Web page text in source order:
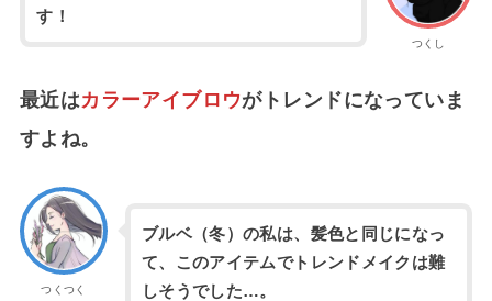
つくし
す！
最近はカラーアイブロウがトレンドになっていま
すよね。
つくつく
ブルベ（冬）の私は、髪色と同じになっ
て、このアイテムでトレンドメイクは難
しそうでした…。